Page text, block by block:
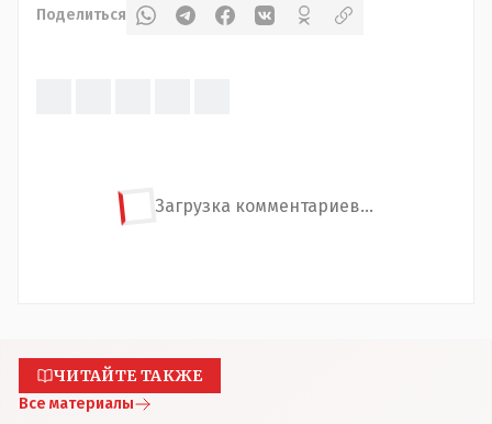
Поделиться
Загрузка комментариев...
ЧИТАЙТЕ ТАКЖЕ
Все материалы